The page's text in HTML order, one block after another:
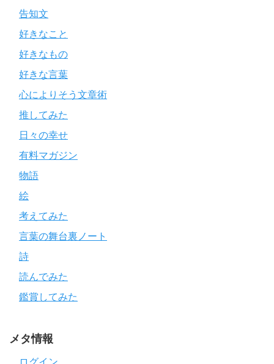
告知文
好きなこと
好きなもの
好きな言葉
心によりそう文章術
推してみた
日々の幸せ
有料マガジン
物語
絵
考えてみた
言葉の舞台裏ノート
詩
読んでみた
鑑賞してみた
メタ情報